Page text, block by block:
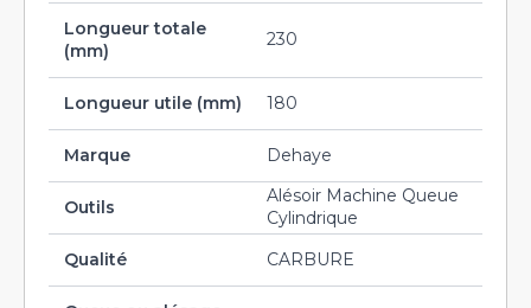
Longueur totale
(mm)
230
Longueur utile (mm) 180
Marque Dehaye
Outils
Alésoir Machine Queue
Cylindrique
Qualité
CARBURE